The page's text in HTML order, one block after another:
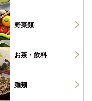
野菜類
お茶・ 飲料
麺類